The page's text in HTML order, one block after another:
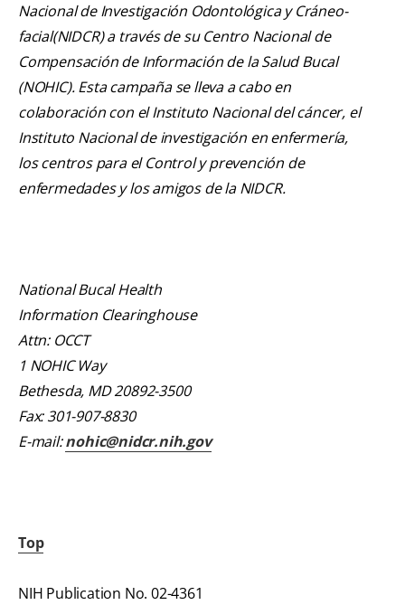
Nacional de Investigación Odontológica y Cráneo-
facial(NIDCR) a través de su Centro Nacional de
Compensación de Información de la Salud Bucal
(NOHIC). Esta campaña se lleva a cabo en
colaboración con el Instituto Nacional del cáncer, el
Instituto Nacional de investigación en enfermería,
los centros para el Control y prevención de
enfermedades y los amigos de la NIDCR.
National Bucal Health
Information Clearinghouse
Attn: OCCT
1 NOHIC Way
Bethesda, MD 20892-3500
Fax: 301-907-8830
E-mail:nohic@nidcr.nih.gov
Top
NIH Publication No. 02-4361